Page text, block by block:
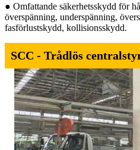
● Omfattande säkerhetsskydd för
överspänning, underspänning,
fasförlustskydd, kollisionsskydd.
SCC - Trådlös